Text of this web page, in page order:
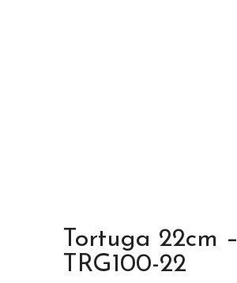
Tortuga 22cm –
TRG100-22